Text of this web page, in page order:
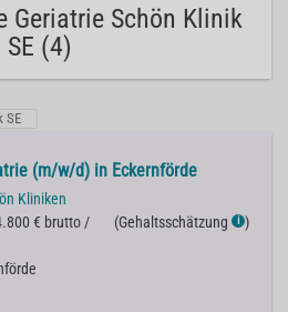
Geriatrie Schön Klinik
SE (4)
SE
(m/w/d) in Eckernförde
Kliniken
€ brutto /
(Gehaltsschätzung ℹ )